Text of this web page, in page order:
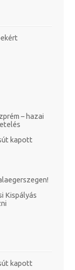
– hazai
kapott
Kispályás
kapott